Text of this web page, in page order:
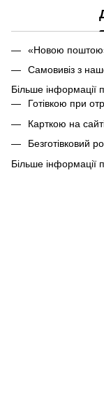
«Новою
Самовивіз з
Більше інформації
Готівкою при
Карткою на
Безготівковий
Більше інформації